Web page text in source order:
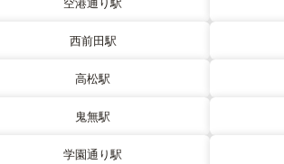
西前田駅
高松駅
鬼無駅
学園通り駅